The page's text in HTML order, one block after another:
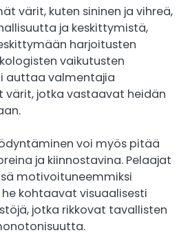
värit, kuten sininen ja vihreä,
ja keskittymistä,
harjoitusten
vaikutusten
auttaa valmentajia
värit, jotka vastaavat heidän
voi myös pitää
ja kiinnostavina. Pelaajat
motivoituneemmiksi
kohtaavat visuaalisesti
jotka rikkovat tavallisten